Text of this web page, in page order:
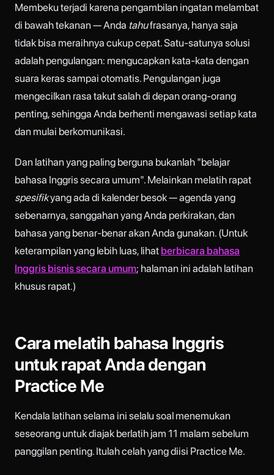
Membeku terjadi karena pengambilan ingatan melambat
di bawah tekanan — Anda tahufrasanya, hanya saja
tidak bisa meraihnya cukup cepat. Satu-satunya solusi
adalah pengulangan: mengucapkan kata-kata dengan
suara keras sampai otomatis. Pengulangan juga
mengecilkan rasa takut salah di depan orang-orang
penting, sehingga Anda berhenti mengawasi setiap kata
dan mulai berkomunikasi.
Dan latihan yang paling berguna bukanlah "belajar
bahasa Inggris secara umum". Melainkan melatih rapat
spesifikyang ada di kalender besok — agenda yang
sebenarnya, sanggahan yang Anda perkirakan, dan
bahasa yang benar-benar akan Anda gunakan. (Untuk
keterampilan yang lebih luas, lihat berbicara bahasa
Inggris bisnis secara umum; halaman ini adalah latihan
khusus rapat.)
Cara melatih bahasa Inggris
untuk rapat Anda dengan
Practice Me
Kendala latihan selama ini selalu soal menemukan
seseorang untuk diajak berlatih jam 11 malam sebelum
panggilan penting. Itulah celah yang diisi Practice Me.